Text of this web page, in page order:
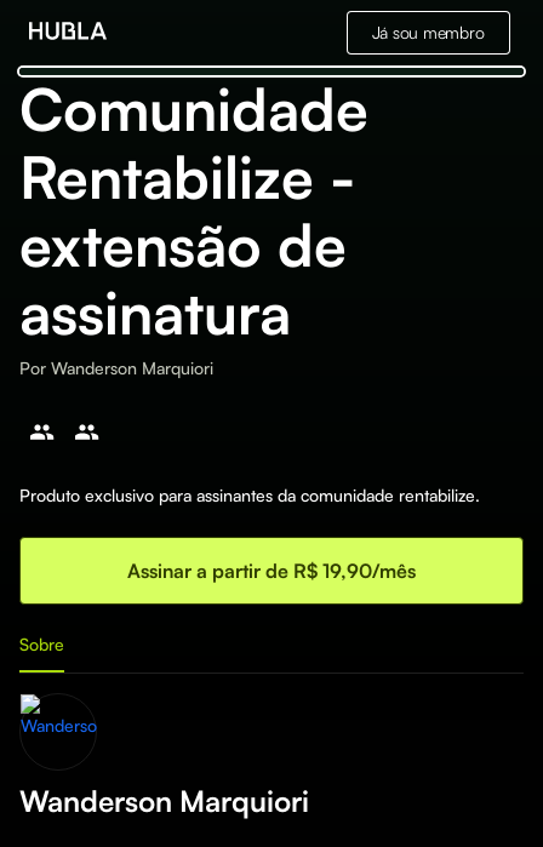
Já sou membro
Comunidade
Rentabilize -
extensão de
assinatura
Por Wanderson Marquiori
Produto exclusivo para assinantes da comunidade rentabilize.
Assinar a partir de R$ 19,90/mês
Sobre
Wanderson Marquiori